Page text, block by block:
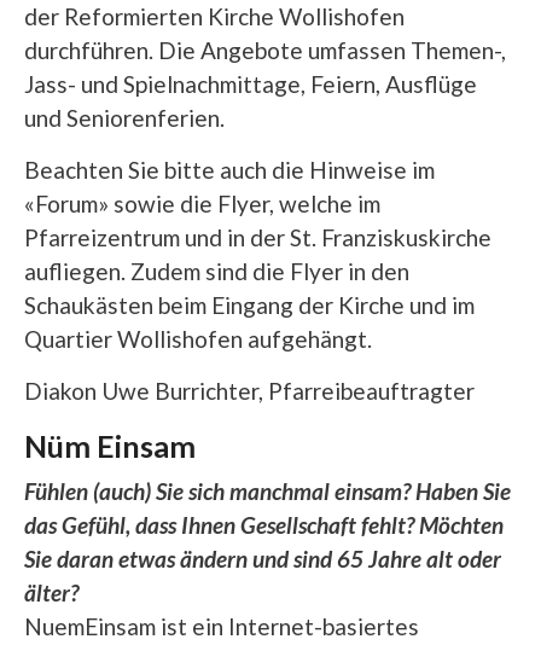
der Reformierten Kirche Wollishofen
durchführen. Die Angebote umfassen Themen-,
Jass- und Spielnachmittage, Feiern, Ausflüge
und Seniorenferien.
Beachten Sie bitte auch die Hinweise im
«Forum» sowie die Flyer, welche im
Pfarreizentrum und in der St. Franziskuskirche
aufliegen. Zudem sind die Flyer in den
Schaukästen beim Eingang der Kirche und im
Quartier Wollishofen aufgehängt.
Diakon Uwe Burrichter, Pfarreibeauftragter
Nüm Einsam
Fühlen (auch) Sie sich manchmal einsam? Haben Sie
das Gefühl, dass Ihnen Gesellschaft fehlt? Möchten
Sie daran etwas ändern und sind 65 Jahre alt oder
älter?
NuemEinsam ist ein Internet-basiertes